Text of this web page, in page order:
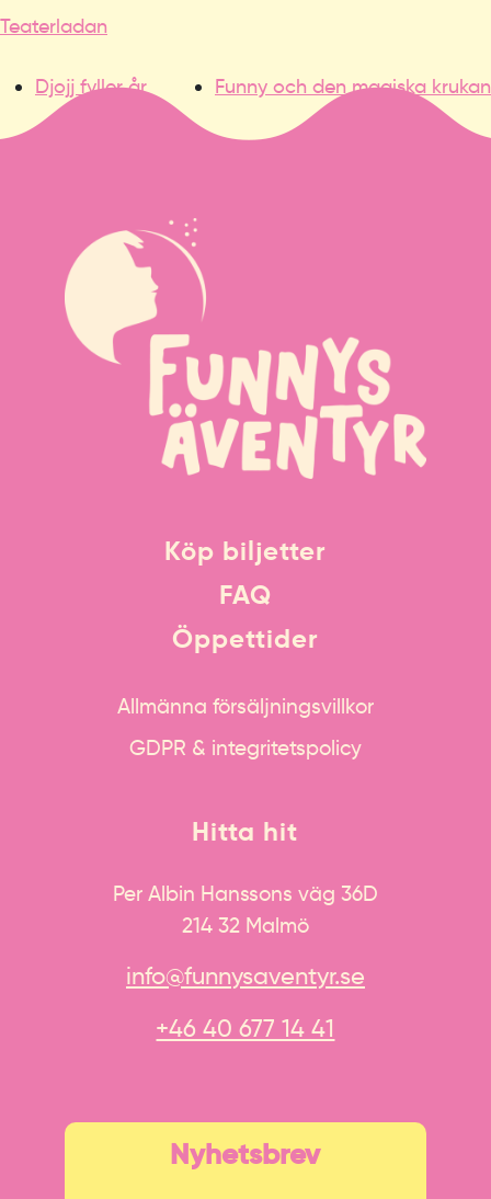
Teaterladan
Djojj fyller år Funny och den magiska krukan
Köp biljetter
FAQ
Öppettider
Allmänna försäljningsvillkor
GDPR & integritetspolicy
Hitta hit
Per Albin Hanssons väg 36D
214 32 Malmö
info@funnysaventyr.se
+46 40 677 14 41
Nyhetsbrev